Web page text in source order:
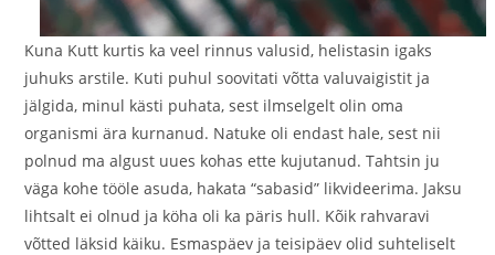
Kuna Kutt kurtis ka veel rinnus valusid, helistasin igaks
juhuks arstile. Kuti puhul soovitati võtta valuvaigistit ja
jälgida, minul kästi puhata, sest ilmselgelt olin oma
organismi ära kurnanud. Natuke oli endast hale, sest nii
polnud ma algust uues kohas ette kujutanud. Tahtsin ju
väga kohe tööle asuda, hakata “sabasid” likvideerima. Jaksu
lihtsalt ei olnud ja köha oli ka päris hull. Kõik rahvaravi
võtted läksid käiku. Esmaspäev ja teisipäev olid suhteliselt